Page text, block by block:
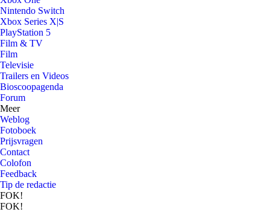
Nintendo Switch
Xbox Series X|S
PlayStation 5
Film & TV
Film
Televisie
Trailers en Videos
Bioscoopagenda
Forum
Meer
Weblog
Fotoboek
Prijsvragen
Contact
Colofon
Feedback
Tip de redactie
FOK!
FOK!